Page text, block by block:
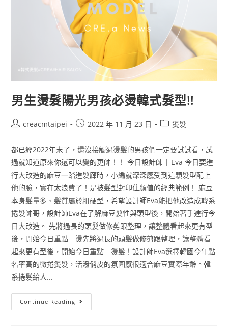
男生燙髮陽光男孩必燙韓式髮型!!
creacmtaipei 2022 年 11 月 23 日 燙髮
都已經2022年末了，還沒接觸過燙髮的男孩們一定要試試看，試
過就知道原來你還可以變的更帥！！ 今日設計師 | Eva 今日要進
行大改造的麻豆一踏進髮廊時，小編就深深感受到這顆髮型配上
他的臉，實在太浪費了！是被髮型封印住顏值的經典範例！ 麻豆
本身髮量多、髮質屬於粗硬型，希望設計師Eva能把他改造成韓系
捲髮帥哥，設計師Eva在了解麻豆髮性與頭型後，開始著手進行今
日大改造。 先將過長的頭髮做修剪跟整理，讓整體看起來更有型
後，開始今日重點－燙先將過長的頭髮做修剪跟整理，讓整體看
起來更有型後，開始今日重點－燙髮！設計師Eva選擇韓國今年點
名率高的微捲燙髮，活潑俏皮的氛圍感很適合麻豆實際年齡。韓
系捲髮給人...
Continue Reading